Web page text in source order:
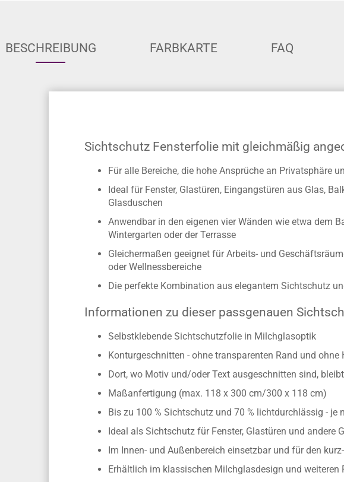
BESCHREIBUNG FARBKARTE FAQ
Sichtschutz Fensterfolie mit gleichmäßig
Für alle Bereiche, die hohe Ansprüche an Privatsphäre
Ideal für Fenster, Glastüren, Eingangstüren aus Glas,
Glasduschen
Anwendbar in den eigenen vier Wänden wie etwa dem
Wintergarten oder der Terrasse
Gleichermaßen geeignet für Arbeits- und
oder Wellnessbereiche
Die perfekte Kombination aus elegantem Sichtschutz
Informationen zu dieser passgenauen
Selbstklebende Sichtschutzfolie in Milchglasoptik
Konturgeschnitten - ohne transparenten Rand und ohne
Dort, wo Motiv und/oder Text ausgeschnitten sind,
Maßanfertigung (max. 118 x 300 cm/300 x 118 cm)
Bis zu 100 % Sichtschutz und 70 % lichtdurchlässig - je
Ideal als Sichtschutz für Fenster, Glastüren und andere
Im Innen- und Außenbereich einsetzbar und für den
Erhältlich im klassischen Milchglasdesign und weiteren